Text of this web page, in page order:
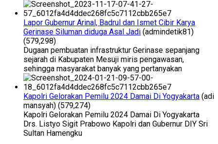
Lapor Gubernur Arinal, Badrul dan Ismet Cibir Karya
Gerinase Siluman diduga Asal Jadi (admindetik81)
(579,298)
Dugaan pembuatan infrastruktur Gerinase sepanjang
sejarah di Kabupaten Mesuji miris pengawasan,
sehingga masyarakat banyak yang pertanyakan
Kapolri Gelorakan Pemilu 2024 Damai Di Yogyakarta (adi
mansyah) (579,274)
Kapolri Gelorakan Pemilu 2024 Damai Di Yogyakarta
Drs. Listyo Sigit Prabowo Kapolri dan Gubernur DIY Sri
Sultan Hamengku